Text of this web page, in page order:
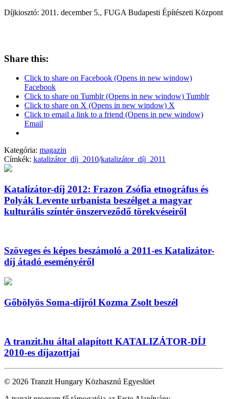
Díjkiosztó: 2011. december 5., FUGA Budapesti Építészeti Központ
Share this:
Click to share on Facebook (Opens in new window)
Facebook
Click to share on Tumblr (Opens in new window) Tumblr
Click to share on X (Opens in new window) X
Click to email a link to a friend (Opens in new window)
Email
Kategória: magazin
Címkék: katalizátor_díj_2010/katalizátor_díj_2011
Katalizátor-díj 2012: Frazon Zsófia etnográfus és
Polyák Levente urbanista beszélget a magyar
kulturális színtér önszerveződő törekvéseiről
Szöveges és képes beszámoló a 2011-es Katalizátor-
díj átadó eseményéről
Gőbölyös Soma-díjról Kozma Zsolt beszél
A tranzit.hu által alapított KATALIZÁTOR-DÍJ
2010-es díjazottjai
© 2026 Tranzit Hungary Közhasznú Egyeslüet